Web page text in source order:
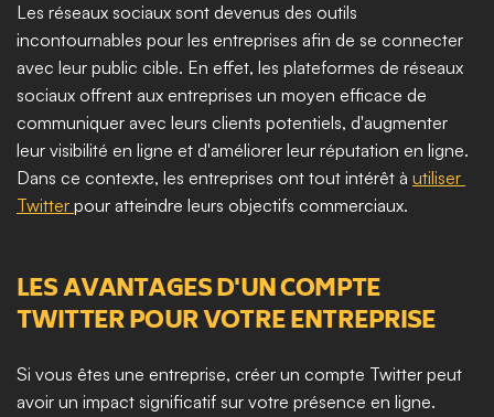
Les réseaux sociaux sont devenus des outils
incontournables pour les entreprises afin de se connecter
avec leur public cible. En effet, les plateformes de réseaux
sociaux offrent aux entreprises un moyen efficace de
communiquer avec leurs clients potentiels, d'augmenter
leur visibilité en ligne et d'améliorer leur réputation en ligne.
Dans ce contexte, les entreprises ont tout intérêt à utiliser
Twitter pour atteindre leurs objectifs commerciaux.
LES AVANTAGES D'UN COMPTE
TWITTER POUR VOTRE ENTREPRISE
Si vous êtes une entreprise, créer un compte Twitter peut
avoir un impact significatif sur votre présence en ligne.